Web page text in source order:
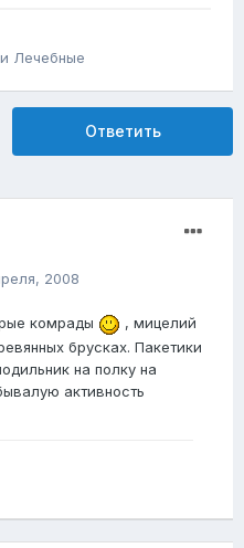
Лечебные
Ответить
2008
комрады
, мицелий
брусках. Пакетики
на полку на
активность